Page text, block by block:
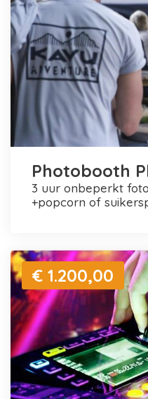
Photobooth
3 uur onbeperkt foto's maken en printen
+popcorn of
€ 1.200,00